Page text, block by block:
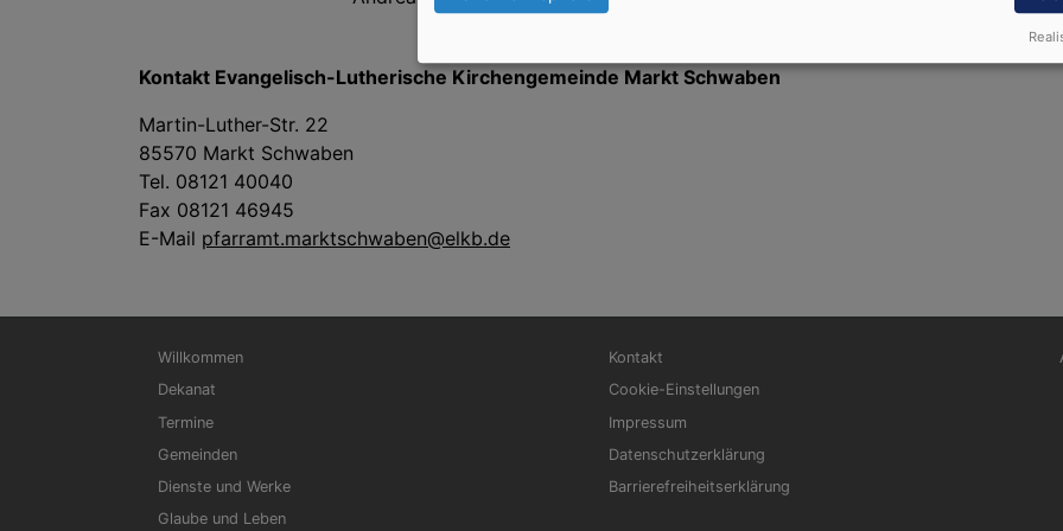
Kontakt Evangelisch-Lutherische Kirchengemeinde Markt Schwaben
Martin-Luther-Str. 22
85570 Markt Schwaben
Tel. 08121 40040
Fax 08121 46945
E-Mail pfarramt.marktschwaben@elkb.de
Hauptnavigation
Willkommen
Dekanat
Termine
Gemeinden
Dienste und Werke
Glaube und Leben
Fußbereichsmenü
Kontakt
Cookie-Einstellungen
Impressum
Datenschutzerklärung
Barrierefreiheitserklärung